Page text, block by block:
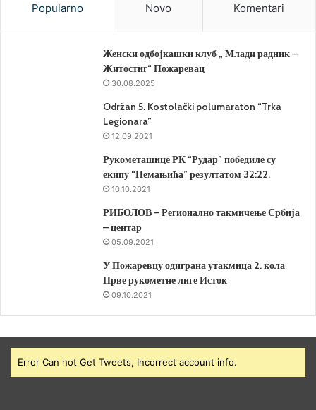
Popularno Novo Komentari
Женски одбојкашки клуб „ Млади радник –
Житостиг“ Пожаревац
30.08.2025
Održan 5. Kostolački polumaraton “Trka
Legionara”
12.09.2021
Рукометашице РК “Рудар” победиле су
екипу “Немањића” резултатом 32:22.
10.10.2021
РИБОЛОВ – Регионално такмичење Србија
– центар
05.09.2021
У Пожаревцу одиграна утакмица 2. кола
Прве рукометне лиге Исток
09.10.2021
Error Can not Get Tweets, Incorrect account info.